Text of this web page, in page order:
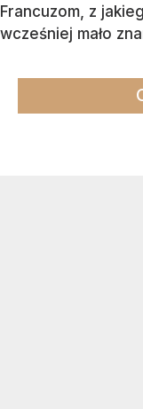
Francuzom, z
wcześniej mało